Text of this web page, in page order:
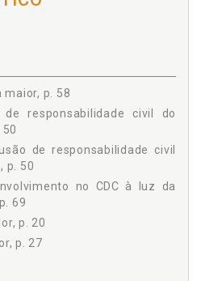
p. 58
responsabilidade civil do
de responsabilidade civil
p. 50
no CDC à luz da
69
p. 20
p. 27